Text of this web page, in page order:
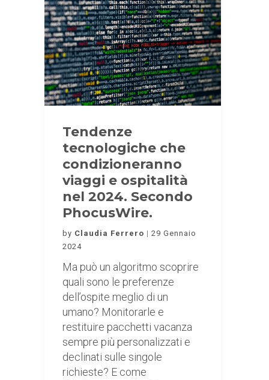
Tendenze
tecnologiche che
condizioneranno
viaggi e ospitalità
nel 2024. Secondo
PhocusWire.
by Claudia Ferrero
29 Gennaio
2024
Ma può un algoritmo scoprire
quali sono le preferenze
dell’ospite meglio di un
umano? Monitorarle e
restituire pacchetti vacanza
sempre più personalizzati e
declinati sulle singole
richieste? E come